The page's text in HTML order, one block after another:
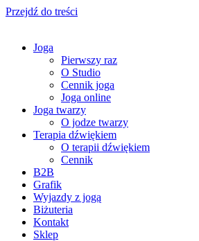
Przejdź do treści
Joga
Pierwszy raz
O Studio
Cennik joga
Joga online
Joga twarzy
O jodze twarzy
Terapia dźwiękiem
O terapii dźwiękiem
Cennik
B2B
Grafik
Wyjazdy z jogą
Biżuteria
Kontakt
Sklep